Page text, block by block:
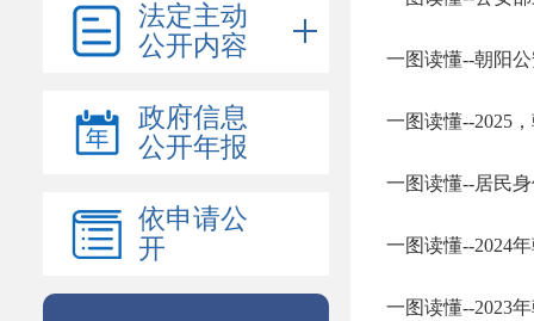
法定主动
公开内容
政府信息
公开年报
依申请公
开
一图读懂--朝阳
一图读懂--2025
一图读懂--居民
一图读懂--2024
一图读懂--2023